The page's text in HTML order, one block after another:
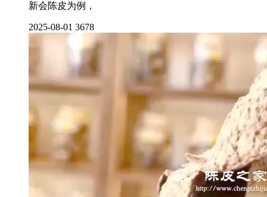
新会陈皮为例，
2025-08-01 3678